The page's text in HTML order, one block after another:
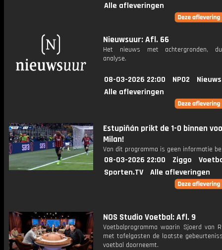
Alle afleveringen
Nieuwsuur: Afl. 66
Het nieuws met achtergronden,
analyse.
08-03-2026 22:00 NPO2
Alle afleveringen
Estupiñán prikt de 1-0 binnen
Milan!
Van dit programma is geen informatie
08-03-2026 22:00 Ziggo
Sporten.TV
Alle afleveringen
NOS Studio Voetbal: Afl. 9
Voetbalprogramma waarin Sjoerd van
met tafelgasten de laatste
voetbal doorneemt.